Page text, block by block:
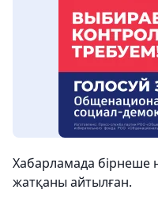
Хабарламада бірнеше
жатқаны айтылған.